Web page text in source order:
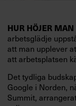
HUR HÖJER MAN
arbetsglädje
att man upplever
att arbetsplatsen
Det tydliga
Google i Norden,
Summit,